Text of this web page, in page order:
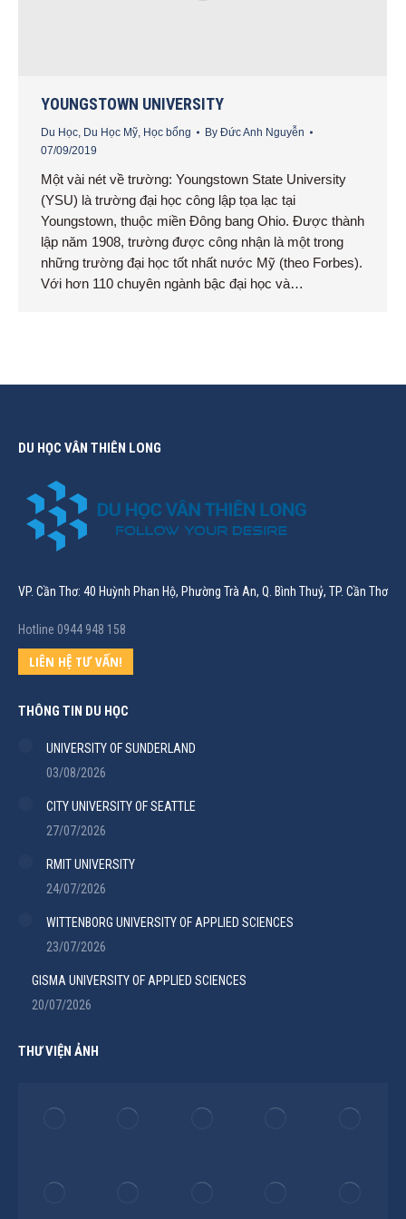
YOUNGSTOWN UNIVERSITY
Du Học Du Học Mỹ Học bổng By Đức Anh Nguyễn
07/09/2019
Một vài nét về trường: Youngstown State University
(YSU) là trường đại học công lập tọa lạc tại
Youngstown, thuộc miền Đông bang Ohio. Được thành
lập năm 1908, trường được công nhận là một trong
những trường đại học tốt nhất nước Mỹ (theo Forbes).
Với hơn 110 chuyên ngành bậc đại học và…
DU HỌC VÂN THIÊN LONG
VP. Cần Thơ: 40 Huỳnh Phan Hộ, Phường Trà An, Q. Bình Thuỷ, TP. Cần Thơ
Hotline 0944 948 158
LIÊN HỆ TƯ VẤN!
THÔNG TIN DU HỌC
UNIVERSITY OF SUNDERLAND
03/08/2026
CITY UNIVERSITY OF SEATTLE
27/07/2026
RMIT UNIVERSITY
24/07/2026
WITTENBORG UNIVERSITY OF APPLIED SCIENCES
23/07/2026
GISMA UNIVERSITY OF APPLIED SCIENCES
20/07/2026
THƯ VIỆN ẢNH